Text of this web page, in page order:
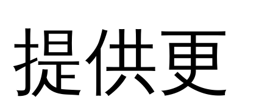
提供更